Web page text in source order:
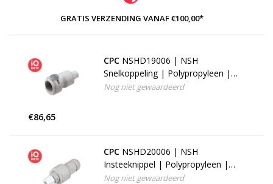
GRATIS VERZENDING VANAF €100,00*
CPC NSHD19006 | NSH
Snelkoppeling | Polypropyleen |
3/8" NPT binnendraad
Nog niet gewaardeerd
€86,65
CPC NSHD20006 | NSH
Insteeknippel | Polypropyleen |
3/8" JACO fitting
Nog niet gewaardeerd